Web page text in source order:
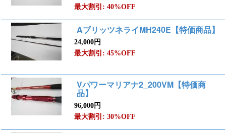
最大割引: 40%OFF
AブリッツネライMH240E【特価商品】
24,000円
最大割引: 45%OFF
Vパワーマリアナ2_200VM【特価商
品】
96,000円
最大割引: 30%OFF